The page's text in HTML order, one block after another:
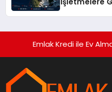
Emlak Kredi ile Ev